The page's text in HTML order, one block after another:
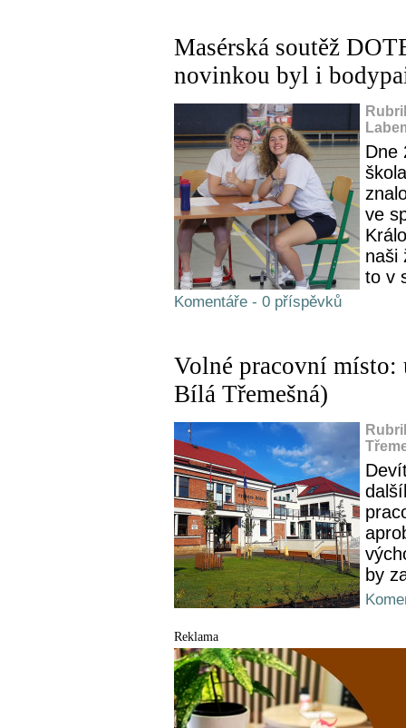
Masérská soutěž
novinkou byl i
Dne
ve
naši
to v
Komentáře - 0 příspěvků
Volné pracovní
Bílá Třemešná)
by
Reklama